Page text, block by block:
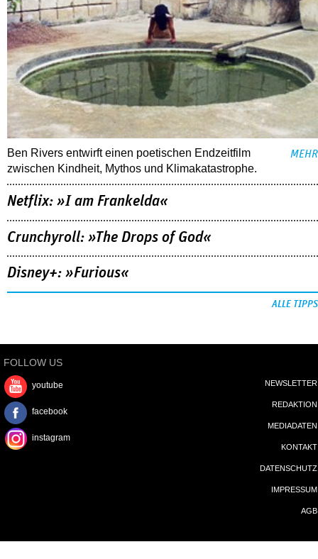
Ben Rivers entwirft einen poetischen Endzeitfilm
zwischen Kindheit, Mythos und Klimakatastrophe.
MEHR
Netflix: »I am Frankelda«
Crunchyroll: »The Drops of God«
Disney+: »Furious«
ALLE TIPPS
FOLLOW US
youtube
facebook
instagram
NEWSLETTER
REDAKTION
MEDIADATEN
KONTAKT
DATENSCHUTZ
IMPRESSUM
AGB